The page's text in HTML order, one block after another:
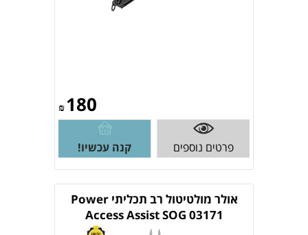
₪180
פרטים נוספים קנה עכשיו!
אולר מולטיטול רב תכליתי Power
Access Assist SOG 03171